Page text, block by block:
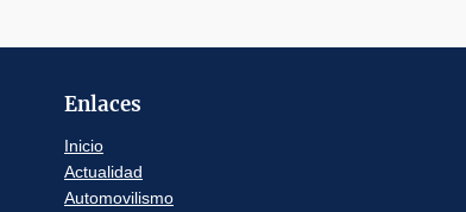
Enlaces
Inicio
Actualidad
Automovilismo